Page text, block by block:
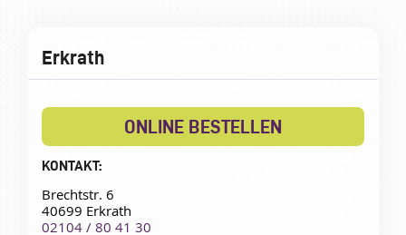
Erkrath
ONLINE BESTELLEN
KONTAKT:
Brechtstr. 6
40699 Erkrath
02104 / 80 41 30